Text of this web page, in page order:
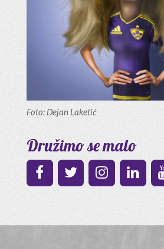
Foto: Dejan Laketić
Družimo se malo